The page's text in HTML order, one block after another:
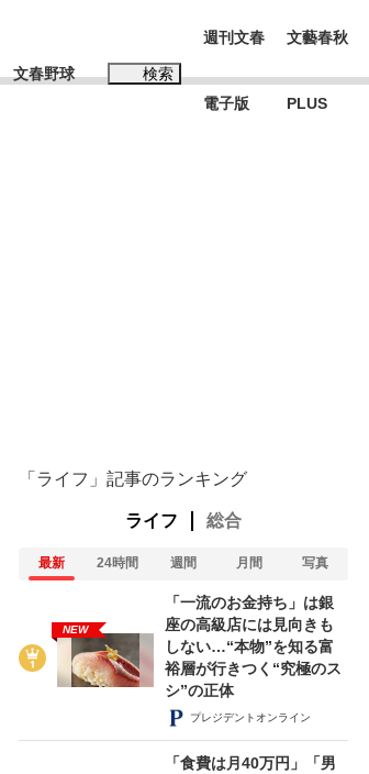
国から』倉本聰氏（91...
文春野球 検索
週刊文春
電子版
文藝春秋
PLUS
「ライフ」記事のランキング
ライフ 総合
最新 24時間 週間 月間 写真
NEW
「一流のお金持ち」は銀
座の高級店には見向きも
しない…“本物”を知る富
裕層が行きつく“究極のス
シ”の正体
プレジデントオンライン
「食費は月40万円」「男